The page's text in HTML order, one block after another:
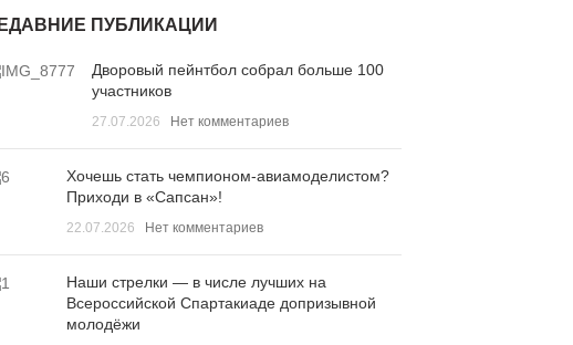
ПУБЛИКАЦИИ
Дворовый пейнтбол собрал больше 100
участников
27.07.2026 Нет комментариев
Хочешь стать чемпионом-авиамоделистом?
Приходи в «Сапсан»!
22.07.2026 Нет комментариев
Наши стрелки — в числе лучших на
Всероссийской Спартакиаде допризывной
молодёжи